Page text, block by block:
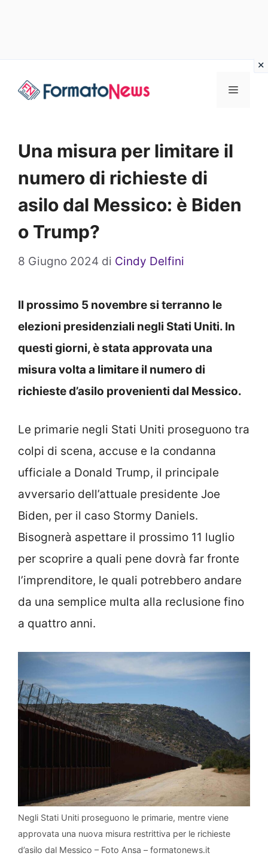
Menu
Una misura per limitare il
numero di richieste di
asilo dal Messico: è Biden
o Trump?
8 Giugno 2024 di Cindy Delfini
Il prossimo 5 novembre si terranno le
elezioni presidenziali negli Stati Uniti. In
questi giorni, è stata approvata una
misura volta a limitare il numero di
richieste d’asilo provenienti dal Messico.
Le primarie negli Stati Uniti proseguono tra
colpi di scena, accuse e la condanna
ufficiale a Donald Trump, il principale
avversario dell’attuale presidente Joe
Biden, per il caso Stormy Daniels.
Bisognerà aspettare il prossimo 11 luglio
per scoprire a quali pene dovrà far fronte
l’imprenditore, le quali potrebbero andare
da una semplice multa alla reclusione fino
a quattro anni.
Negli Stati Uniti proseguono le primarie, mentre viene
approvata una nuova misura restrittiva per le richieste
d’asilo dal Messico – Foto Ansa – formatonews.it